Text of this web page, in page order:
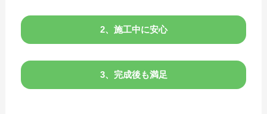
2、施工中に安心
3、完成後も満足